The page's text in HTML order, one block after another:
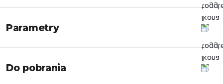
Parametry
Do pobrania